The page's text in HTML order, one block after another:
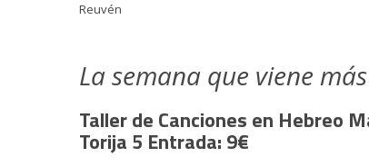
Reuvén
La semana que viene
Taller de Canciones en Hebreo
Torija 5 Entrada: 9€